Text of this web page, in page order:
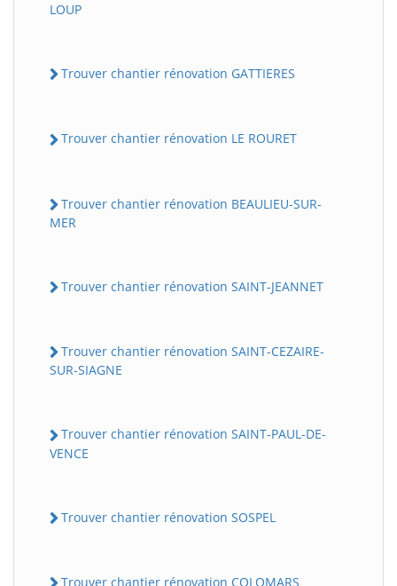
LOUP
Trouver chantier rénovation GATTIERES
Trouver chantier rénovation LE ROURET
Trouver chantier rénovation BEAULIEU-SUR-
MER
Trouver chantier rénovation SAINT-JEANNET
Trouver chantier rénovation SAINT-CEZAIRE-
SUR-SIAGNE
Trouver chantier rénovation SAINT-PAUL-DE-
VENCE
Trouver chantier rénovation SOSPEL
Trouver chantier rénovation COLOMARS